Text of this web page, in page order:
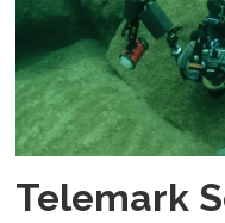
Telemark